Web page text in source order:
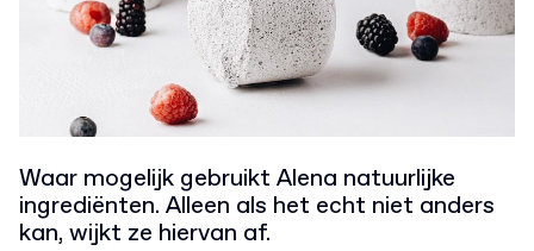
Waar mogelijk gebruikt Alena natuurlijke
ingrediënten. Alleen als het echt niet anders
kan, wijkt ze hiervan af.